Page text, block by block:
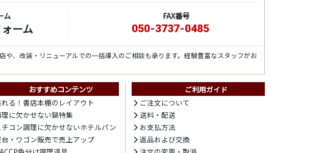
ム
ーム
FAX番号
050-3737-0485
、改装・リニューアルでの一括導入のご相談も承ります。経験豊富なスタッフがお
おすすめコンテンツ
る！書店本棚のレイアウト
に欠かせない鍋特集
チコン調理に欠かせないホテルパン
台・ワゴン販売で売上アップ
ご利用ガイド
ご注文について
送料・配送
お支払方法
返品および交換